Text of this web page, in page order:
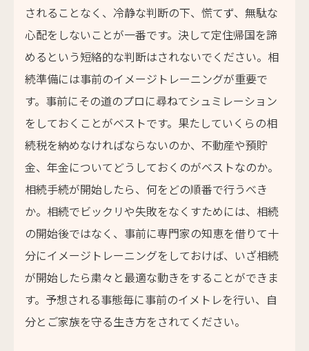
されることなく、冷静な判断の下、慌てず、無駄な
心配をしないことが一番です。決して定住帰国を諦
めるという短絡的な判断はされないでください。相
続準備には事前のイメージトレーニングが重要で
す。事前にその道のプロに尋ねてシュミレーション
をしておくことがベストです。果たしていくらの相
続税を納めなければならないのか、不動産や預貯
金、年金についてどうしておくのがベストなのか。
相続手続が開始したら、何をどの順番で行うべき
か。相続でビックリや失敗をなくすためには、相続
の開始後ではなく、事前に専門家の知恵を借りて十
分にイメージトレーニングをしておけば、いざ相続
が開始したら粛々と最適な動きをすることができま
す。予想される事態毎に事前のイメトレを行い、自
分とご家族を守る生き方をされてください。